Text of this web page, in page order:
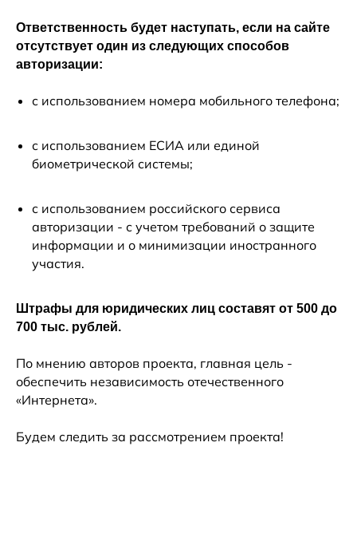
Ответственность будет наступать, если на сайте
отсутствует один из следующих способов
авторизации:
с использованием номера мобильного телефона;
с использованием ЕСИА или единой
биометрической системы;
с использованием российского сервиса
авторизации - с учетом требований о защите
информации и о минимизации иностранного
участия.
Штрафы для юридических лиц составят от 500 до
700 тыс. рублей.
По мнению авторов проекта, главная цель -
обеспечить независимость отечественного
«Интернета».
Будем следить за рассмотрением проекта!